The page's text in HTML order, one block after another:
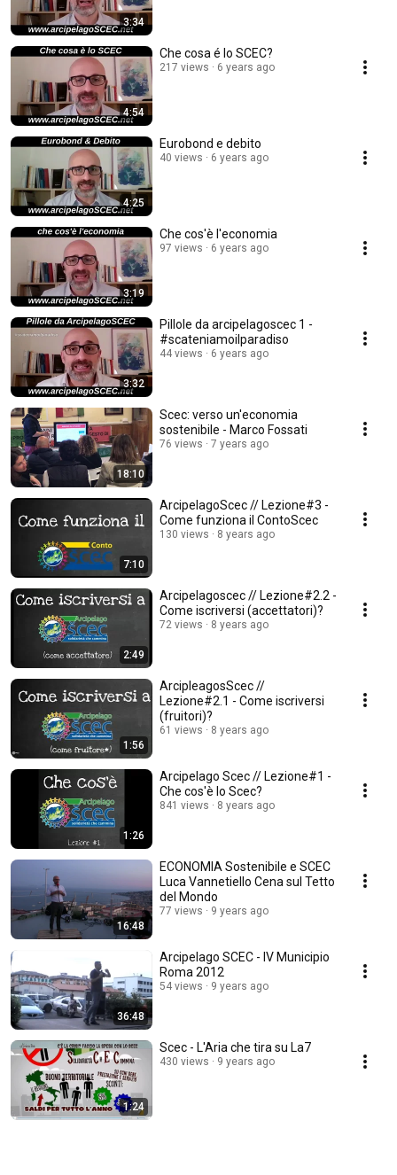
3:34
4:54
Che cosa é lo SCEC?
217 views 6 years ago
4:25
Eurobond e debito
40 views 6 years ago
3:19
Che cos'è l'economia
97 views 6 years ago
3:32
Pillole da arcipelagoscec 1 -
#scateniamoilparadiso
44 views 6 years ago
18:10
Scec: verso un'economia
sostenibile - Marco Fossati
76 views 7 years ago
7:10
ArcipelagoScec // Lezione#3 -
Come funziona il ContoScec
130 views 8 years ago
2:49
Arcipelagoscec // Lezione#2.2 -
Come iscriversi (accettatori)?
72 views 8 years ago
1:56
ArcipleagosScec //
Lezione#2.1 - Come iscriversi
(fruitori)?
61 views 8 years ago
1:26
Arcipelago Scec // Lezione#1 -
Che cos'è lo Scec?
841 views 8 years ago
16:48
ECONOMIA Sostenibile e SCEC
Luca Vannetiello Cena sul Tetto
del Mondo
77 views 9 years ago
36:48
Arcipelago SCEC - IV Municipio
Roma 2012
54 views 9 years ago
1:24
Scec - L'Aria che tira su La7
430 views 9 years ago